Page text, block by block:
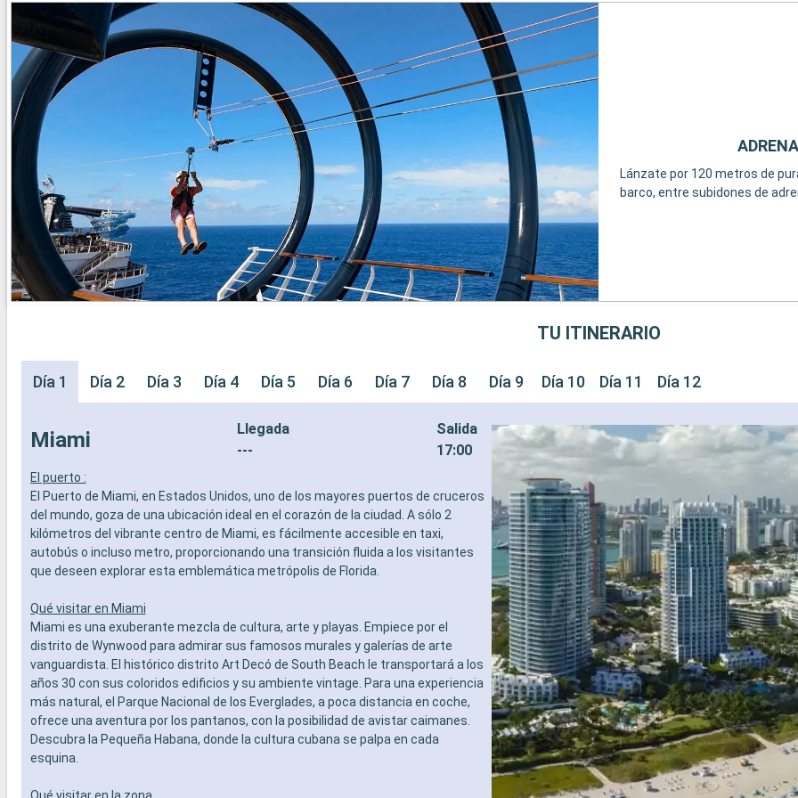
Lánzate por 120 metros de
barco, entre subidones de
TU ITINERARIO
Día 1 Día 2 Día 3 Día 4 Día 5 Día 6 Día 7 Día 8 Día 9 Día 10 Día 11 Día 12
Miami
Llegada
---
Salida
17:00
El puerto :
El Puerto de Miami, en Estados Unidos, uno de los mayores puertos de cruceros
del mundo, goza de una ubicación ideal en el corazón de la ciudad. A sólo 2
kilómetros del vibrante centro de Miami, es fácilmente accesible en taxi,
autobús o incluso metro, proporcionando una transición fluida a los visitantes
que deseen explorar esta emblemática metrópolis de Florida.
Qué visitar en Miami
Miami es una exuberante mezcla de cultura, arte y playas. Empiece por el
distrito de Wynwood para admirar sus famosos murales y galerías de arte
vanguardista. El histórico distrito Art Decó de South Beach le transportará a los
años 30 con sus coloridos edificios y su ambiente vintage. Para una experiencia
más natural, el Parque Nacional de los Everglades, a poca distancia en coche,
ofrece una aventura por los pantanos, con la posibilidad de avistar caimanes.
Descubra la Pequeña Habana, donde la cultura cubana se palpa en cada
esquina.